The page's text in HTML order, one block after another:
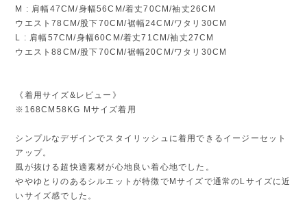
M : 肩幅47CM/身幅56CM/着丈70CM/袖丈26CM
ウエスト78CM/股下70CM/裾幅24CM/ワタリ30CM
L : 肩幅57CM/身幅60CM/着丈71CM/袖丈27CM
ウエスト88CM/股下70CM/裾幅20CM/ワタリ30CM
《着用サイズ&レビュー》
※168CM58KG Mサイズ着用
シンプルなデザインでスタイリッシュに着用できるイージーセット
アップ。
風が抜ける超快適素材が心地良い着心地でした。
ややゆとりのあるシルエットが特徴でMサイズで通常のLサイズに近
いサイズ感でした。